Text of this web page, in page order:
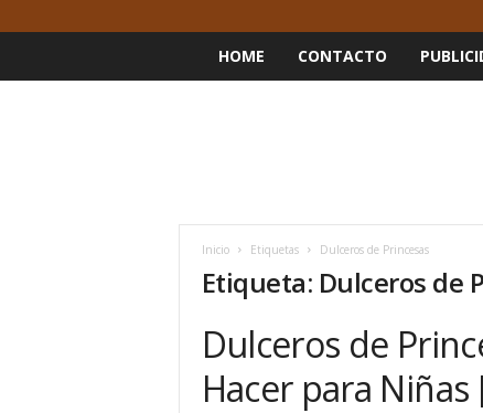
HOME CONTACTO
Inicio Etiquetas Dulceros de Princesas
Etiqueta: Dulceros de
Dulceros de
Hacer para